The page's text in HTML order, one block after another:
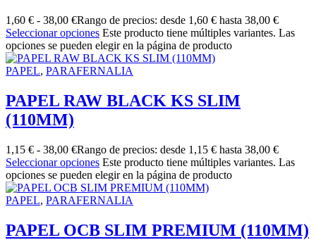
1,60 € - 38,00 €Rango de precios: desde 1,60 € hasta 38,00 €
Seleccionar opciones Este producto tiene múltiples variantes. Las
opciones se pueden elegir en la página de producto
PAPEL, PARAFERNALIA
PAPEL RAW BLACK KS SLIM
(110MM)
1,15 € - 38,00 €Rango de precios: desde 1,15 € hasta 38,00 €
Seleccionar opciones Este producto tiene múltiples variantes. Las
opciones se pueden elegir en la página de producto
PAPEL, PARAFERNALIA
PAPEL OCB SLIM PREMIUM (110MM)